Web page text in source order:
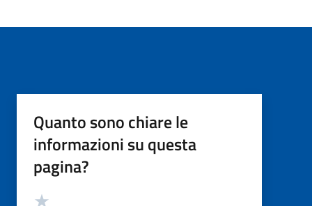
Quanto sono chiare le
informazioni su questa
pagina?
Valutazione